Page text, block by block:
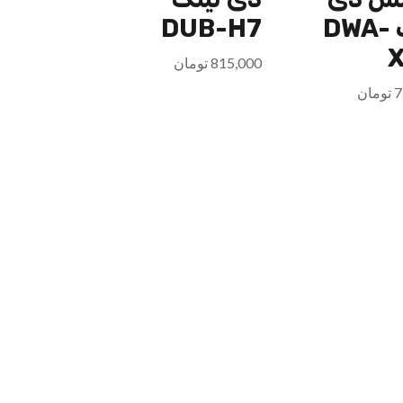
لینک DWA-
تومان
DUB-H7
815,000تومان